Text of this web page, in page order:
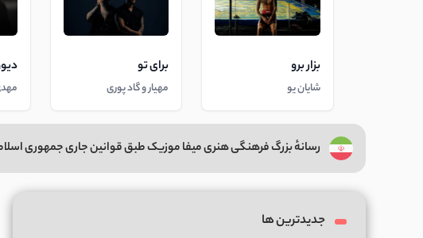
بزار برو
شایان یو
برای تو
مهیار و گاد پوری
رسانهٔ بزرگ فرهنگی هنری میفا موزیک طبق قوانین جاری جمهوری
جدیدترین ها